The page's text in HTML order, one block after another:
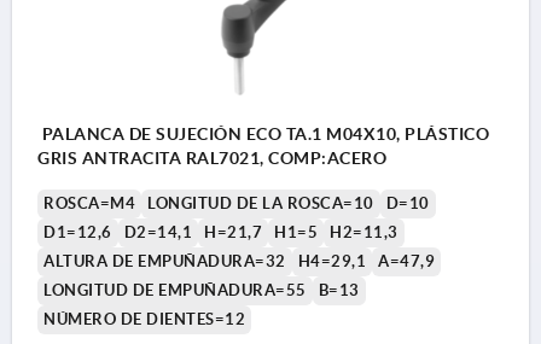
PALANCA DE SUJECIÓN ECO TA.1 M04X10, PLÁSTICO
GRIS ANTRACITA RAL7021, COMP:ACERO
ROSCA=M4 LONGITUD DE LA ROSCA=10
D=10
D1=12,6
D2=14,1 H=21,7 H1=5
H2=11,3
ALTURA DE EMPUÑADURA=32
H4=29,1
A=47,9
LONGITUD DE EMPUÑADURA=55
B=13
NÚMERO DE DIENTES=12